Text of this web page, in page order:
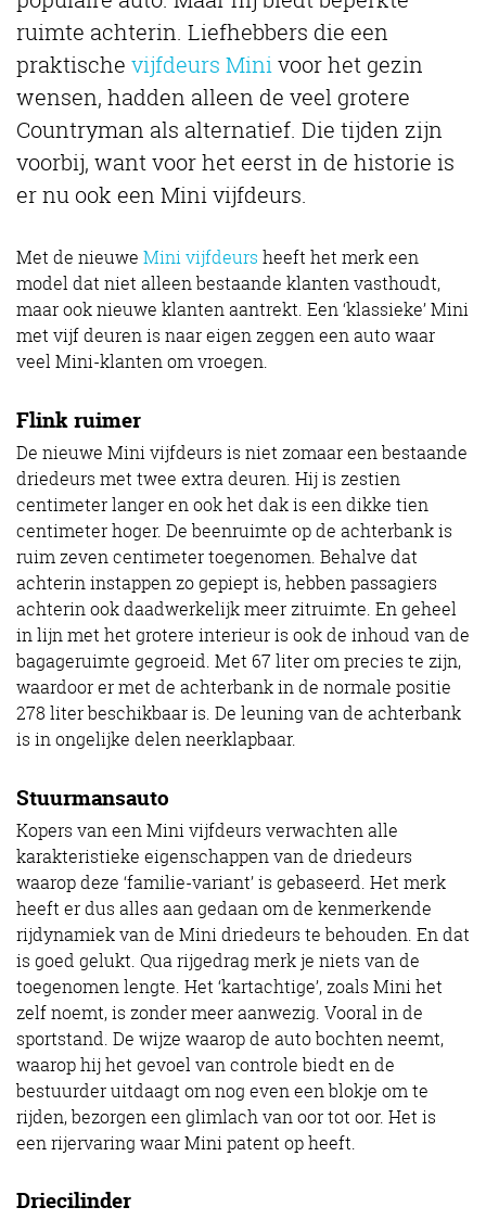
ruimte achterin. Liefhebbers die een
praktische vijfdeurs Minivoor het gezin
wensen, hadden alleen de veel grotere
Countryman als alternatief. Die tijden zijn
voorbij, want voor het eerst in de historie is
er nu ook een Mini vijfdeurs.
Met de nieuwe Mini vijfdeurs heeft het merk een
model dat niet alleen bestaande klanten vasthoudt,
maar ook nieuwe klanten aantrekt. Een ‘klassieke’ Mini
met vijf deuren is naar eigen zeggen een auto waar
veel Mini-klanten om vroegen.
Flink ruimer
De nieuwe Mini vijfdeurs is niet zomaar een bestaande
driedeurs met twee extra deuren. Hij is zestien
centimeter langer en ook het dak is een dikke tien
centimeter hoger. De beenruimte op de achterbank is
ruim zeven centimeter toegenomen. Behalve dat
achterin instappen zo gepiept is, hebben passagiers
achterin ook daadwerkelijk meer zitruimte. En geheel
in lijn met het grotere interieur is ook de inhoud van de
bagageruimte gegroeid. Met 67 liter om precies te zijn,
waardoor er met de achterbank in de normale positie
278 liter beschikbaar is. De leuning van de achterbank
is in ongelijke delen neerklapbaar.
Stuurmansauto
Kopers van een Mini vijfdeurs verwachten alle
karakteristieke eigenschappen van de driedeurs
waarop deze ‘familie-variant’ is gebaseerd. Het merk
heeft er dus alles aan gedaan om de kenmerkende
rijdynamiek van de Mini driedeurs te behouden. En dat
is goed gelukt. Qua rijgedrag merk je niets van de
toegenomen lengte. Het ‘kartachtige’, zoals Mini het
zelf noemt, is zonder meer aanwezig. Vooral in de
sportstand. De wijze waarop de auto bochten neemt,
waarop hij het gevoel van controle biedt en de
bestuurder uitdaagt om nog even een blokje om te
rijden, bezorgen een glimlach van oor tot oor. Het is
een rijervaring waar Mini patent op heeft.
Driecilinder